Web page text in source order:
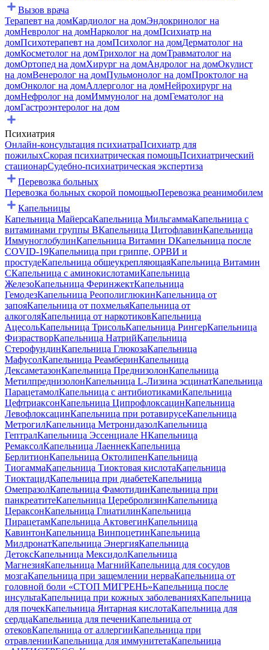
Вызов врача
Терапевт на домКардиолог на домЭндокринолог на
домНевролог на домНарколог на домПсихиатр на
домПсихотерапевт на домПсихолог на домДерматолог на
домКосметолог на домТрихолог на домТравматолог на
домОртопед на домХирург на домАндролог на домОкулист
на домВенеролог на домПульмонолог на домПроктолог на
домОнколог на домАллерголог на домНейрохирург на
домНефролог на домИммунолог на домГематолог на
домГастроэнтеролог на дом
Психиатрия
Онлайн-консультация психиатраПсихиатр для
пожилыхСкорая психиатрическая помощьПсихиатрический
стационарСудебно-психиатрическая экспертиза
Перевозка больных
Перевозка больных скорой помощьюПеревозка реанимобилем
Капельницы
Капельница МайерсаКапельница МильгаммаКапельница с
витаминами группы BКапельница ЦитофлавинКапельница
ИммуноглобулинКапельница Витамин DКапельница после
COVID-19Капельница при гриппе, ОРВИ и
простудеКапельница общеукрепляющаяКапельница Витамин
CКапельница с аминокислотамиКапельница
ЖелезоКапельница ФеринжектКапельница
ГемодезКапельница РеополиглюкинКапельница от
запояКапельница от похмельяКапельница от
алкоголяКапельница от наркотиковКапельница
АцесольКапельница ТрисольКапельница РингерКапельница
ФизрастворКапельница НатрийКапельница
СтерофундинКапельница ГлюкозаКапельница
МафусолКапельница РеамберинКапельница
ДексаметазонКапельница ПреднизолонКапельница
МетилпреднизолонКапельница L-Лизина эсцинатКапельница
ПарацетамолКапельница с антибиотикамиКапельница
ЦефтриаксонКапельница ЦипрофлоксацинКапельница
ЛевофлоксацинКапельница при ротавирусеКапельница
МетрогилКапельница МетронидазолКапельница
ГептралКапельница Эссенциале НКапельница
РемаксолКапельница ЛаеннекКапельница
БерлитионКапельница ОктолипенКапельница
ТиогаммаКапельница Тиоктовая кислотаКапельница
ТиоктацидКапельница при диабетеКапельница
ОмепразолКапельница ФамотидинКапельница при
панкреатитеКапельница ЦеребролизинКапельница
ЦераксонКапельница ГлиатилинКапельница
ПирацетамКапельница АктовегинКапельница
КавинтонКапельница ВинпоцетинКапельница
МилдронатКапельница ЭнергияКапельница
ДетоксКапельница МексидолКапельница
МагнезияКапельница МагнийКапельница для сосудов
мозгаКапельница при защемлении нерваКапельница от
головной боли «СТОП МИГРЕНЬ»Капельница после
инсультаКапельница при кожных заболеванияхКапельница
для почекКапельница Янтарная кислотаКапельница для
сердцаКапельница для печениКапельница от
отековКапельница от аллергииКапельница при
отравленииКапельница для иммунитетаКапельница